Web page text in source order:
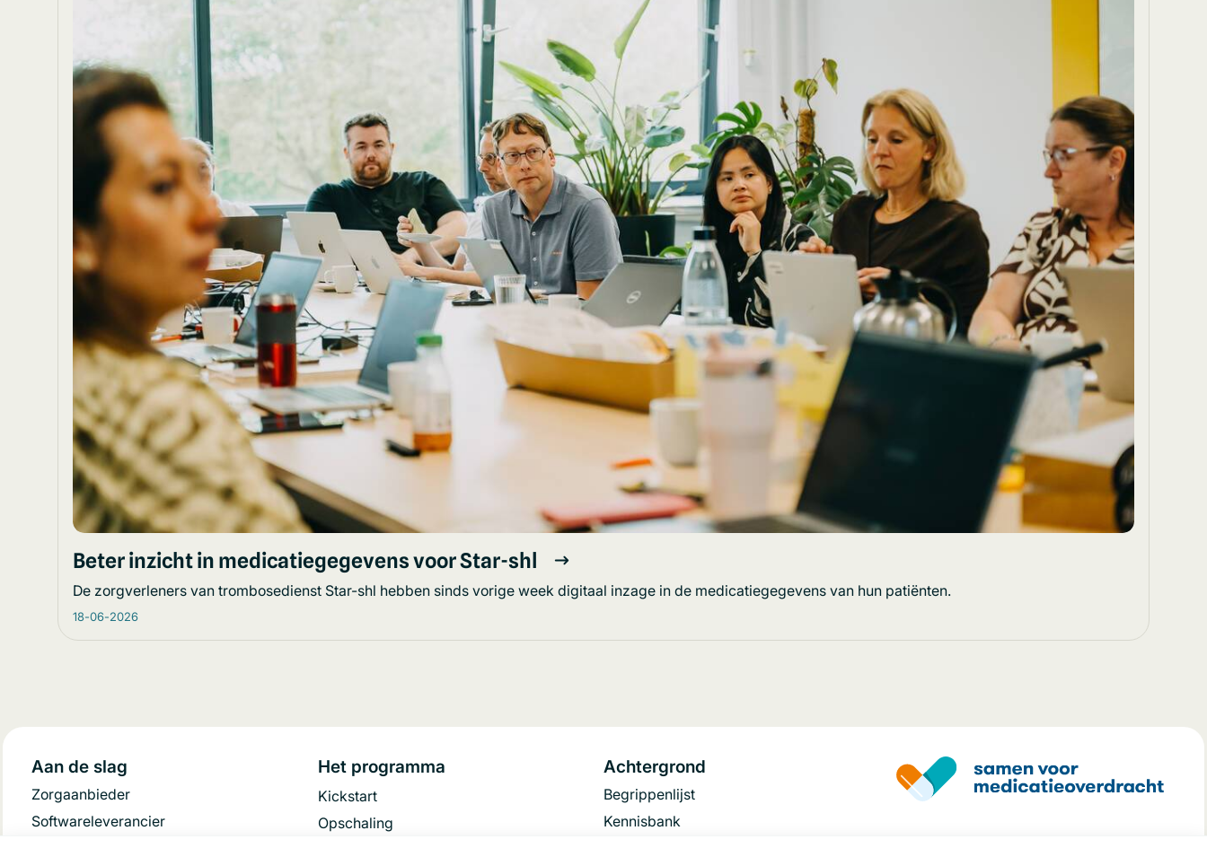
Beter inzicht in medicatiegegevens voor Star-shl
De zorgverleners van trombosedienst Star-shl hebben sinds vorige week digitaal inzage in de medicatiegegevens van hun patiënten.
18-06-2026
Aan de slag
Zorgaanbieder
Softwareleverancier
Het programma
Kickstart
Opschaling
Achtergrond
Begrippenlijst
Kennisbank